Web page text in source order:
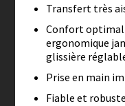
Transfert très
Confort optimal
ergonomique
glissière
Prise en main
Fiable et robuste